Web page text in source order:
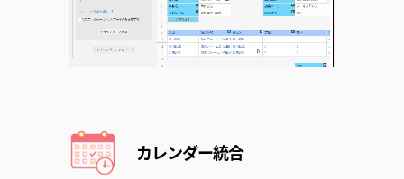
カレンダー統合